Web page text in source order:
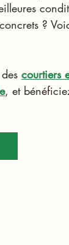
?
courtiers
, et